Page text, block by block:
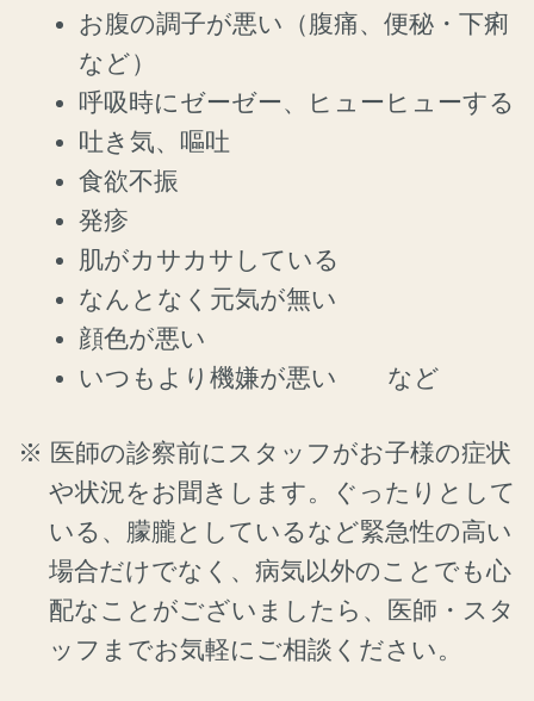
お腹の調子が悪い（腹痛、便秘・下痢
など）
呼吸時にゼーゼー、ヒューヒューする
吐き気、嘔吐
食欲不振
発疹
肌がカサカサしている
なんとなく元気が無い
顔色が悪い
いつもより機嫌が悪い など
医師の診察前にスタッフがお子様の症状
や状況をお聞きします。ぐったりとして
いる、朦朧としているなど緊急性の高い
場合だけでなく、病気以外のことでも心
配なことがございましたら、医師・スタ
ッフまでお気軽にご相談ください。